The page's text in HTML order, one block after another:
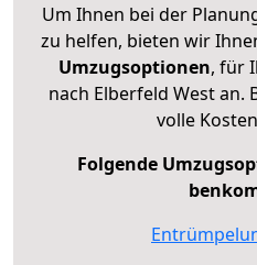
Um Ihnen bei der
zu helfen, bieten wir
Umzugsoptionen, für
nach Elberfeld West an.
volle
Folgende